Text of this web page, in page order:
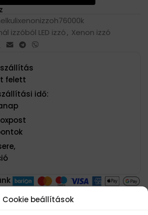
Cookie beállítások
izzóból LED izzó, Xenon izzó
felett
idő: